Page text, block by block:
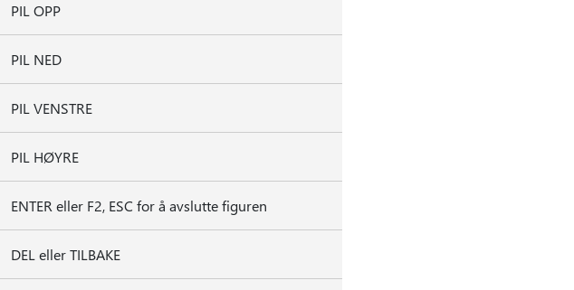
PIL OPP
PIL NED
PIL VENSTRE
PIL HØYRE
ENTER eller F2, ESC for å avslutte figuren
DEL eller TILBAKE